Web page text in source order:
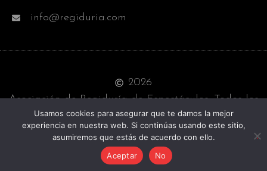
info@regiduria.com
2026
Asociación de Regiduría de Espectáculos. Todos los
derechos reservados
POLÍTICA DE PRIVACIDAD
Usamos cookies para asegurar que te damos la mejor
experiencia en nuestra web. Si continúas usando este sitio,
asumiremos que estás de acuerdo con ello.
Aceptar
No